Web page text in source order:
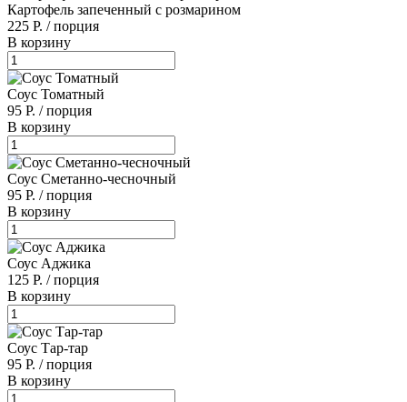
Картофель запеченный с розмарином
225 Р. /порция
В корзину
Соус Томатный
95 Р. /порция
В корзину
Соус Сметанно-чесночный
95 Р. /порция
В корзину
Соус Аджика
125 Р. /порция
В корзину
Соус Тар-тар
95 Р. /порция
В корзину